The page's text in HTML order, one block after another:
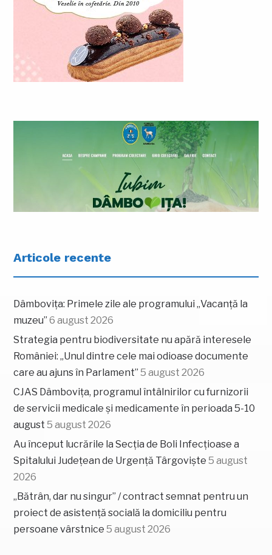
Articole recente
Dâmbovița: Primele zile ale programului „Vacanță la
muzeu” 6 august 2026
Strategia pentru biodiversitate nu apără interesele
României: „Unul dintre cele mai odioase documente
care au ajuns în Parlament” 5 august 2026
CJAS Dâmbovița, programul întâlnirilor cu furnizorii
de servicii medicale și medicamente în perioada 5-10
august 5 august 2026
Au început lucrările la Secția de Boli Infecțioase a
Spitalului Județean de Urgență Târgoviște 5 august
2026
„Bătrân, dar nu singur” / contract semnat pentru un
proiect de asistență socială la domiciliu pentru
persoane vârstnice 5 august 2026